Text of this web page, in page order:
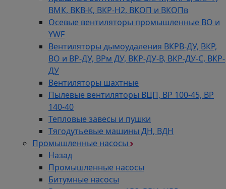
ВМК, ВКВ-К, ВКР-Н2, ВКОП и ВКОПв
Осевые вентиляторы промышленные ВО и
YWF
Вентиляторы дымоудаления ВКРВ-ДУ, ВКР,
ВО и ВР-ДУ, ВРм ДУ, ВКР-ДУ-В, ВКР-ДУ-С, ВКР-
ДУ
Вентиляторы шахтные
Пылевые вентиляторы ВЦП, ВР 100-45, ВР
140-40
Тепловые завесы и пушки
Тягодутьевые машины ДН, ВДН
Промышленные насосы
Назад
Промышленные насосы
Битумные насосы